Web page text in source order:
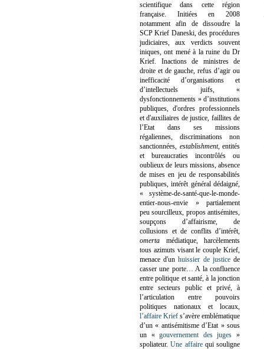
scientifique dans cette région
française. Initiées en 2008
notamment afin de dissoudre la
SCP Krief Daneski, des procédures
judiciaires, aux verdicts souvent
iniques, ont mené à la ruine du Dr
Krief. Inactions de ministres de
droite et de gauche, refus d’agir ou
inefficacité d’organisations et
d’intellectuels juifs, «
dysfonctionnements » d’institutions
publiques, d'ordres professionnels
et d'auxiliaires de justice, faillites de
l’Etat dans ses missions
régaliennes, discriminations non
sanctionnées, establishment, entités
et bureaucraties incontrôlés ou
oublieux de leurs missions, absence
de mises en jeu de responsabilités
publiques, intérêt général dédaigné,
« système-de-santé-que-le-monde-
entier-nous-envie » partialement
peu sourcilleux, propos antisémites,
soupçons d’affairisme, de
collusions et de conflits d’intérêt,
omerta médiatique, harcèlements
tous azimuts visant le couple Krief,
menace d'unhuissier de justicede
casser une porte… A la confluence
entre politique et santé, à la jonction
entre secteurs public et privé, à
l’articulation entre pouvoirs
politiques nationaux et locaux,
l’affaire Krief s’avère emblématique
d’un « antisémitisme d’Etat » sous
un «gouvernement des juges »
spoliateur.Une affairequi souligne